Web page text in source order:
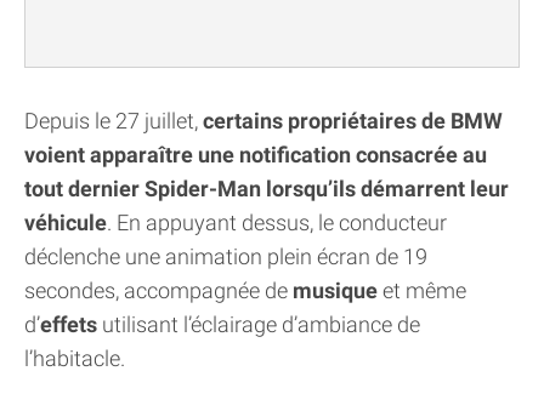
Depuis le 27 juillet,certains propriétaires de BMW
voient apparaître une notification consacrée au
tout dernier Spider-Man lorsqu’ils démarrent leur
véhicule. En appuyant dessus, le conducteur
déclenche une animation plein écran de 19
secondes, accompagnée de musiqueet même
d’effets utilisant l’éclairage d’ambiance de
l’habitacle.